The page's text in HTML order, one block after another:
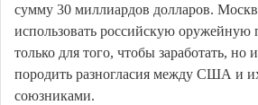
сумму 30 миллиардов долларов.
использовать российскую
только для того, чтобы заработать, но
породить разногласия между США и
союзниками.